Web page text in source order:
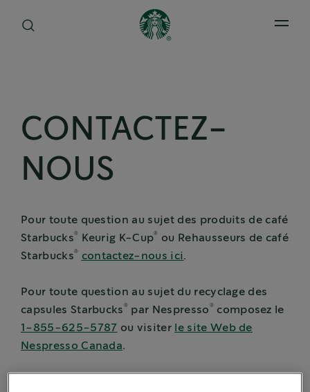
CONTACTEZ-
NOUS
Pour toute question au sujet des produits de café
Starbucks® Keurig K-Cup®
ou Rehausseurs de café
Starbucks® contactez-nous ici .
Pour toute question au sujet du recyclage des
capsules Starbucks ® par Nespresso ®
composez le
1-855-625-5787 ou visiter
le site Web de
Nespresso Canada.
Open